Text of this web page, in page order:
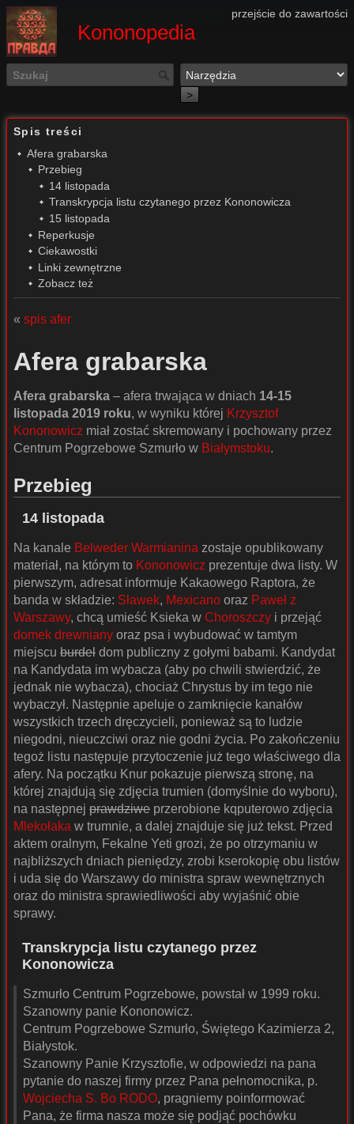
przejście do zawartości
Kononopedia
>
Spis treści
Afera grabarska
Przebieg
14 listopada
Transkrypcja listu czytanego przez Kononowicza
15 listopada
Reperkusje
Ciekawostki
Linki zewnętrzne
Zobacz też
« spis afer
Afera grabarska
Afera grabarska – afera trwająca w dniach 14-15
listopada 2019 roku, w wyniku której Krzysztof
Kononowicz miał zostać skremowany i pochowany przez
Centrum Pogrzebowe Szmurło w Białymstoku.
Przebieg
14 listopada
Na kanale Belweder Warmianina zostaje opublikowany
materiał, na którym to Kononowicz prezentuje dwa listy. W
pierwszym, adresat informuje Kakaowego Raptora, że
banda w składzie: Sławek, Mexicano oraz Paweł z
Warszawy, chcą umieść Ksieka w Choroszczy i przejąć
domek drewniany oraz psa i wybudować w tamtym
miejscu burdel dom publiczny z gołymi babami. Kandydat
na Kandydata im wybacza (aby po chwili stwierdzić, że
jednak nie wybacza), chociaż Chrystus by im tego nie
wybaczył. Następnie apeluje o zamknięcie kanałów
wszystkich trzech dręczycieli, ponieważ są to ludzie
niegodni, nieuczciwi oraz nie godni życia. Po zakończeniu
tegoż listu następuje przytoczenie już tego właściwego dla
afery. Na początku Knur pokazuje pierwszą stronę, na
której znajdują się zdjęcia trumien (domyślnie do wyboru),
na następnej prawdziwe przerobione kqputerowo zdjęcia
Mlekołaka w trumnie, a dalej znajduje się już tekst. Przed
aktem oralnym, Fekalne Yeti grozi, że po otrzymaniu w
najbliższych dniach pieniędzy, zrobi kserokopię obu listów
i uda się do Warszawy do ministra spraw wewnętrznych
oraz do ministra sprawiedliwości aby wyjaśnić obie
sprawy.
Transkrypcja listu czytanego przez
Kononowicza
Szmurło Centrum Pogrzebowe, powstał w 1999 roku.
Szanowny panie Kononowicz.
Centrum Pogrzebowe Szmurło, Świętego Kazimierza 2,
Białystok.
Szanowny Panie Krzysztofie, w odpowiedzi na pana
pytanie do naszej firmy przez Pana pełnomocnika, p.
Wojciecha S. Bo RODO, pragniemy poinformować
Pana, że firma nasza może się podjąć pochówku